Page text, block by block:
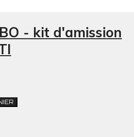
- kit d'amission